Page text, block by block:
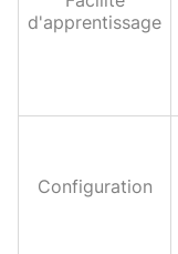
d'apprentissage
Configuration